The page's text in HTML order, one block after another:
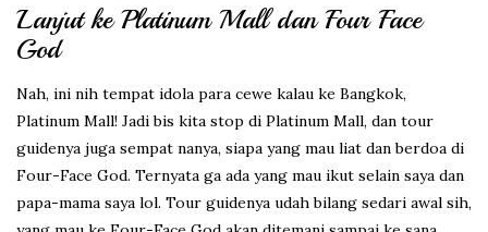
Lanjut ke Platinum Mall dan Four Face
God
Nah, ini nih tempat idola para cewe kalau ke Bangkok,
Platinum Mall! Jadi bis kita stop di Platinum Mall, dan tour
guidenya juga sempat nanya, siapa yang mau liat dan berdoa di
Four-Face God. Ternyata ga ada yang mau ikut selain saya dan
papa-mama saya lol. Tour guidenya udah bilang sedari awal sih,